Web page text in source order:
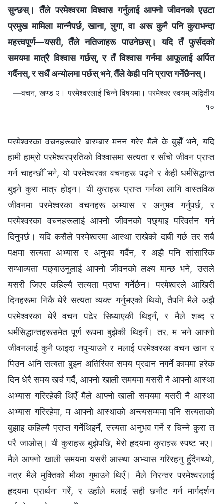
सुन्छस्। तैँले परमेश्‍वरमा विश्‍वास गर्नुलाई आफ्नो जीवनको एउटा
प्रमुख मामिला मान्नैपर्छ, खाना, लुगा, वा अरू कुनै पनि कुराभन्दा
महत्त्वपूर्ण—यसरी, तैँले नतिजाहरू पाउनेछस्। यदि तँ फुर्सदको
समयमा मात्रै विश्‍वास गर्छस्, र तँ विश्‍वास गर्नमा आफूलाई अर्पित
गर्दैनस्, र सधैँ अन्योलमा पर्छस् भने, तैँले केही पनि प्राप्त गर्नेछैनस्।
—वचन, खण्ड २। परमेश्‍वरलाई चिन्‍ने विषयमा। परमेश्‍वर स्वयम् अद्वितीय
१०
परमेश्‍वरका वचनहरूबारे बारम्बार मनन गरेर मैले के बुझेँ भने, यदि
हामी हाम्रो परमेश्‍वरप्रतिको विश्वासमा सत्यता र साँचो जीवन प्राप्त
गर्न चाहन्छौँ भने, यो परमेश्‍वरका वचनहरू पढ्ने र केही धर्मसिद्धान्त
बुझ्ने कुरा मात्र होइन। यी कुराहरू प्राप्त गर्नका लागि वास्तविक
जीवनमा परमेश्‍वरका वचनहरू अभ्यास र अनुभव गर्नुपर्छ, र
परमेश्‍वरका वचनहरूलाई आफ्नो जीवनको पछ्याइ परिवर्तन गर्न
दिनुपर्छ। यदि कसैले परमेश्‍वरमा आस्था राखेको दाबी गर्छ तर सबै
पक्षमा सत्यता अभ्यास र अनुभव गर्दैन, र अझै पनि सांसारिक
सम्भाव्यता पछ्याउनुलाई आफ्नो जीवनको लक्ष्य मान्छ भने, उसले
यसरी जिएर कहिल्यै सत्यता प्राप्त गर्नेछैन। परमेश्‍वरले आखिरी
दिनहरूमा निकै धेरै सत्यता व्यक्त गर्नुभएको थियो, तैपनि मैले अझै
परमेश्‍वरका धेरै वचन पढेर सिध्याएकी थिइनँ, र मैले शब्द र
धर्मसिद्धान्तहरूसमेत पूर्ण रूपमा बुझेकी थिइनँ। तर, म भने आफ्नो
जीवनलाई कुनै फाइदा नपुऱ्याउने र मलाई परमेश्‍वरका वचन खान र
पिउन अनि सत्यता बुझ्न अतिरिक्त समय प्रदान नगर्ने काममा हरेक
दिन धेरै समय खर्च गर्दै, आफ्नो खाली समयमा यसरी नै आफ्नो आस्था
अभ्यास गरिरहेकी थिएँ मैले आफ्नो खाली समयमा यसरी नै आस्था
अभ्यास गरिरहेमा, म आफ्नो आस्थाको अन्त्यसम्ममा पनि सत्यताको
बुझाइ कहिल्यै प्राप्त गर्नेथिइनँ, सत्यता अनुभव गर्ने र चिन्ने कुरा त
परै जाओस्। यी कुराहरू बुझेपछि, मेरो हृदयमा कुराहरू स्पष्ट भए।
मैले आफ्नो खाली समयमा यसरी आस्था अभ्यास गरिरहनु हुँदैनथ्यो,
नत्र मैले मुक्तिको मौका गुमाउने थिएँ। मैले निरन्तर परमेश्‍वरलाई
हृदयमा प्रार्थना गरेँ, र उहाँले मलाई सही छनौट गर्न मार्गदर्शन